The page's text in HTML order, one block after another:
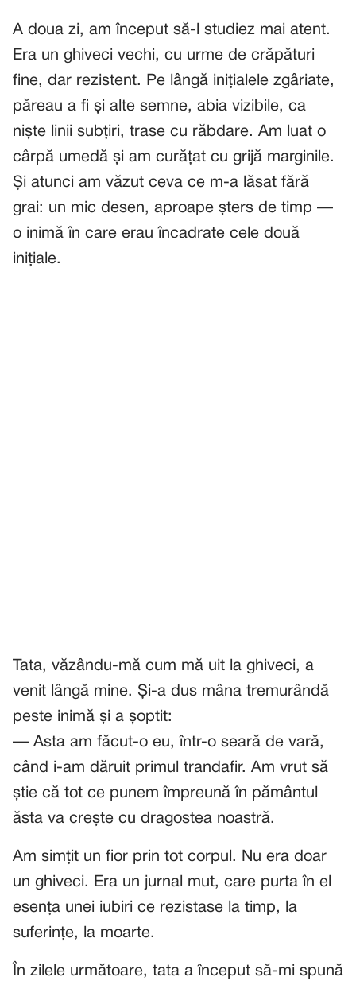
A doua zi, am început să-l studiez mai atent.
Era un ghiveci vechi, cu urme de crăpături
fine, dar rezistent. Pe lângă inițialele zgâriate,
păreau a fi și alte semne, abia vizibile, ca
niște linii subțiri, trase cu răbdare. Am luat o
cârpă umedă și am curățat cu grijă marginile.
Și atunci am văzut ceva ce m-a lăsat fără
grai: un mic desen, aproape șters de timp —
o inimă în care erau încadrate cele două
inițiale.
Tata, văzându-mă cum mă uit la ghiveci, a
venit lângă mine. Și-a dus mâna tremurândă
peste inimă și a șoptit:
— Asta am făcut-o eu, într-o seară de vară,
când i-am dăruit primul trandafir. Am vrut să
știe că tot ce punem împreună în pământul
ăsta va crește cu dragostea noastră.
Am simțit un fior prin tot corpul. Nu era doar
un ghiveci. Era un jurnal mut, care purta în el
esența unei iubiri ce rezistase la timp, la
suferințe, la moarte.
În zilele următoare, tata a început să-mi spună